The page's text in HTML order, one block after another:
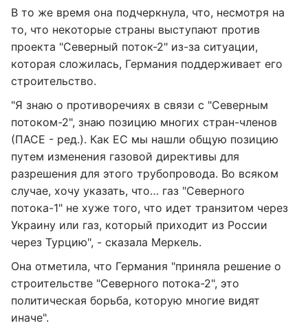
В то же время она подчеркнула, что, несмотря на
то, что некоторые страны выступают против
проекта "Северный поток-2" из-за ситуации,
которая сложилась, Германия поддерживает его
строительство.
"Я знаю о противоречиях в связи с "Северным
потоком-2", знаю позицию многих стран-членов
(ПАСЕ - ред.). Как ЕС мы нашли общую позицию
путем изменения газовой директивы для
разрешения для этого трубопровода. Во всяком
случае, хочу указать, что… газ "Северного
потока-1" не хуже того, что идет транзитом через
Украину или газ, который приходит из России
через Турцию", - сказала Меркель.
Она отметила, что Германия "приняла решение о
строительстве "Северного потока-2", это
политическая борьба, которую многие видят
иначе".